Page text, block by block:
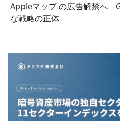
Appleマップ の広告解禁へ
な戦略の正体